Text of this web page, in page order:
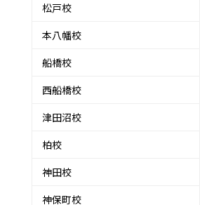
松戸校
本八幡校
船橋校
西船橋校
津田沼校
柏校
神田校
神保町校